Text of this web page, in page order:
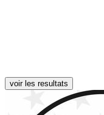
voir les resultats